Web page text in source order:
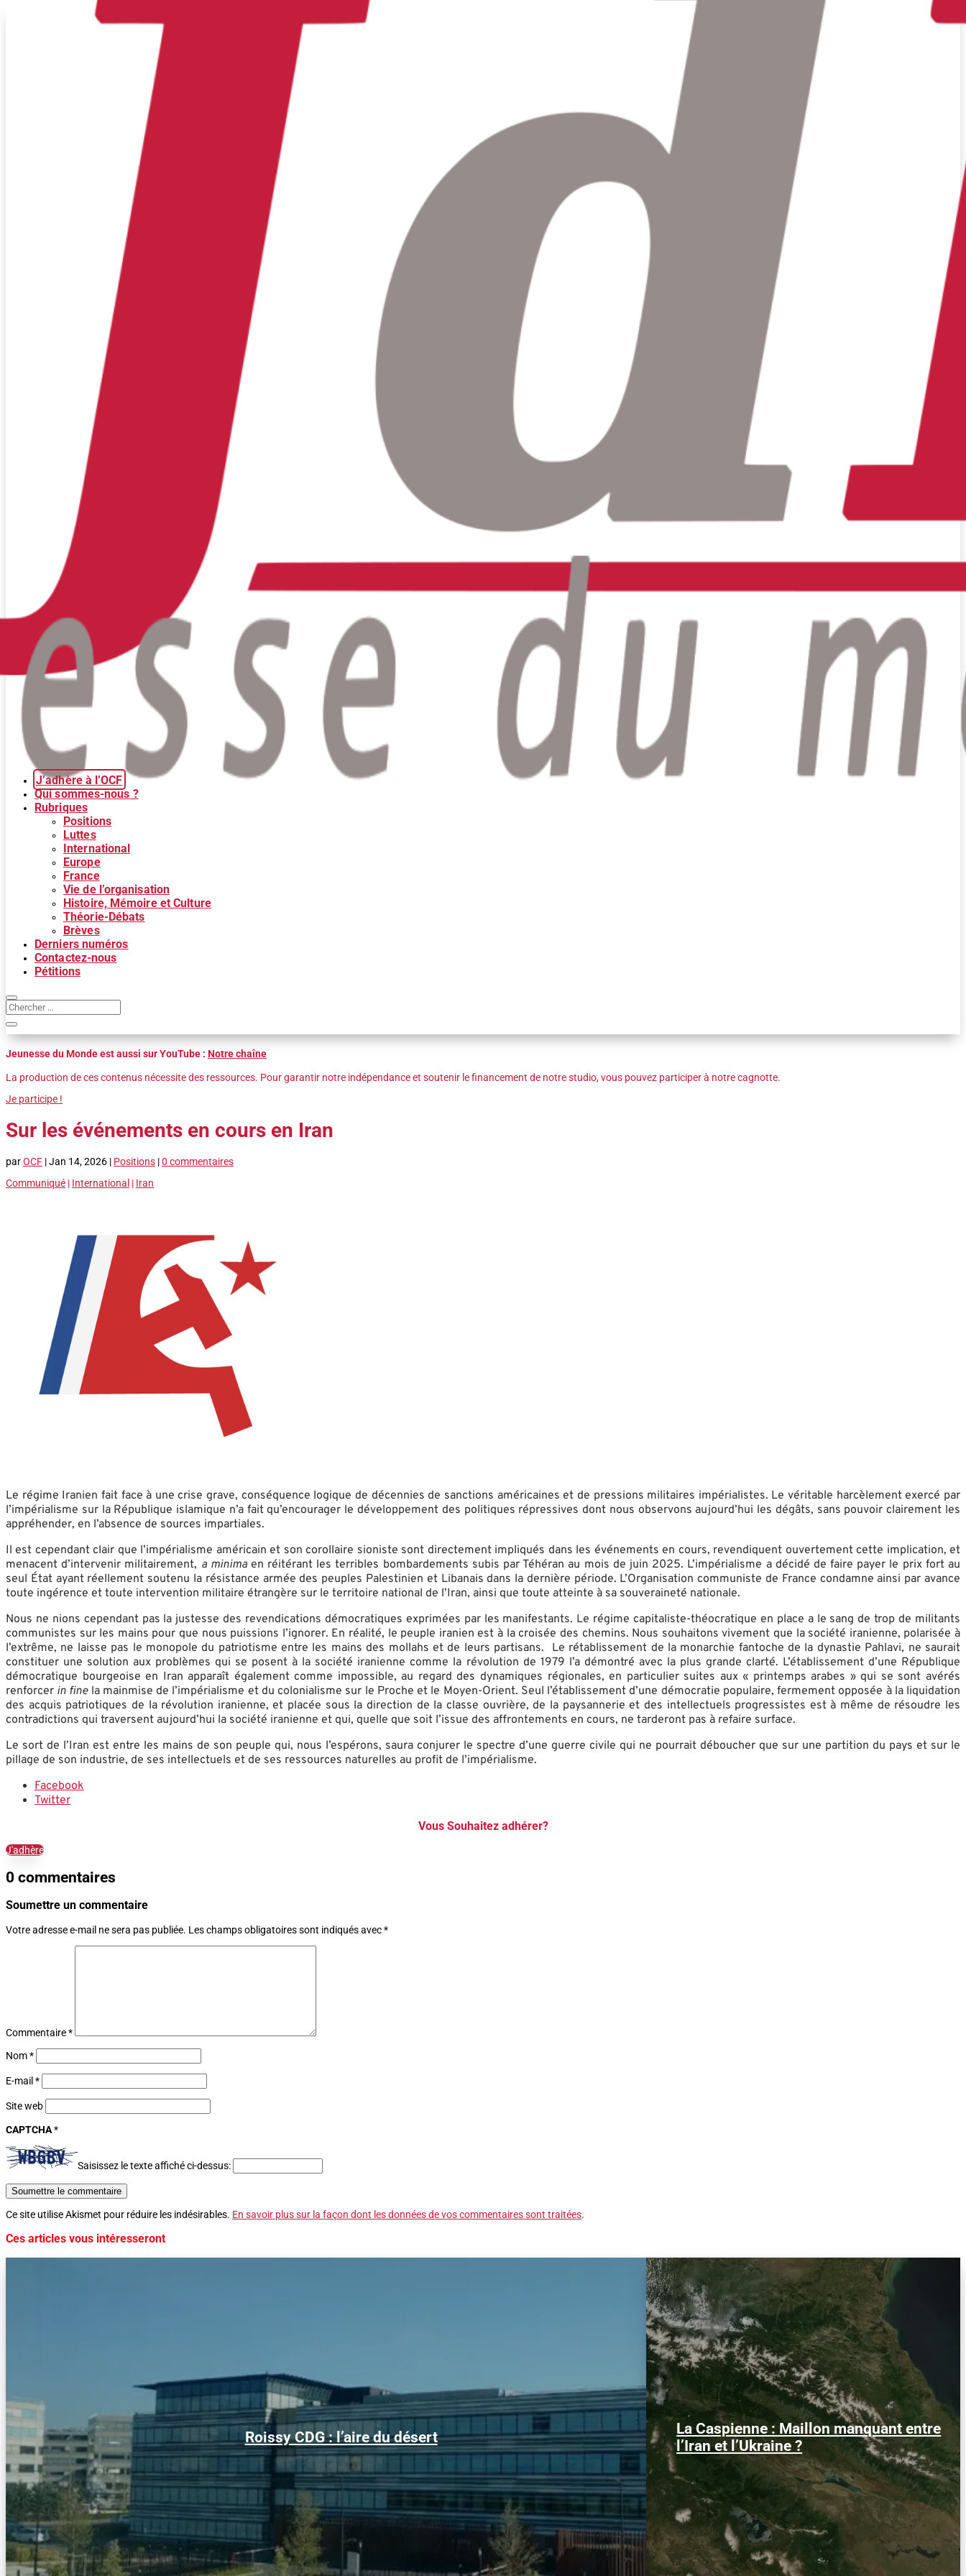
J’adhère à l’OCF
Qui sommes-nous ?
Rubriques
Positions
Luttes
International
Europe
France
Vie de l’organisation
Histoire, Mémoire et Culture
Théorie-Débats
Brèves
Derniers numéros
Contactez-nous
Pétitions
Jeunesse du Monde est aussi sur YouTube : Notre chaîne
La production de ces contenus nécessite des ressources. Pour garantir notre indépendance et soutenir le financement de notre studio, vous pouvez participer à notre cagnotte.
Je participe !
Sur les événements en cours en Iran
parOCF |Jan 14, 2026 | Positions |0 commentaires
Communiqué | International | Iran
Le régime Iranien fait face à une crise grave, conséquence logique de décennies de sanctions américaines et de pressions militaires impérialistes. Le véritable harcèlement exercé par
l’impérialisme sur la République islamique n’a fait qu’encourager le développement des politiques répressives dont nous observons aujourd’hui les dégâts, sans pouvoir clairement les
appréhender, en l’absence de sources impartiales.
Il est cependant clair que l’impérialisme américain et son corollaire sioniste sont directement impliqués dans les événements en cours, revendiquent ouvertement cette implication, et
menacent d’intervenir militairement, a minimaen réitérant les terribles bombardements subis par Téhéran au mois de juin 2025. L’impérialisme a décidé de faire payer le prix fort au
seul État ayant réellement soutenu la résistance armée des peuples Palestinien et Libanais dans la dernière période. L’Organisation communiste de France condamne ainsi par avance
toute ingérence et toute intervention militaire étrangère sur le territoire national de l’Iran, ainsi que toute atteinte à sa souveraineté nationale.
Nous ne nions cependant pas la justesse des revendications démocratiques exprimées par les manifestants. Le régime capitaliste-théocratique en place a le sang de trop de militants
communistes sur les mains pour que nous puissions l’ignorer. En réalité, le peuple iranien est à la croisée des chemins. Nous souhaitons vivement que la société iranienne, polarisée à
l’extrême, ne laisse pas le monopole du patriotisme entre les mains des mollahs et de leurs partisans. Le rétablissement de la monarchie fantoche de la dynastie Pahlavi, ne saurait
constituer une solution aux problèmes qui se posent à la société iranienne comme la révolution de 1979 l’a démontré avec la plus grande clarté. L’établissement d’une République
démocratique bourgeoise en Iran apparaît également comme impossible, au regard des dynamiques régionales, en particulier suites aux « printemps arabes » qui se sont avérés
renforcer in finela mainmise de l’impérialisme et du colonialisme sur le Proche et le Moyen-Orient. Seul l’établissement d’une démocratie populaire, fermement opposée à la liquidation
des acquis patriotiques de la révolution iranienne, et placée sous la direction de la classe ouvrière, de la paysannerie et des intellectuels progressistes est à même de résoudre les
contradictions qui traversent aujourd’hui la société iranienne et qui, quelle que soit l’issue des affrontements en cours, ne tarderont pas à refaire surface.
Le sort de l’Iran est entre les mains de son peuple qui, nous l’espérons, saura conjurer le spectre d’une guerre civile qui ne pourrait déboucher que sur une partition du pays et sur le
pillage de son industrie, de ses intellectuels et de ses ressources naturelles au profit de l’impérialisme.
Facebook
Twitter
Vous Souhaitez adhérer?
J'adhère
0 commentaires
Soumettre un commentaire
Votre adresse e-mail ne sera pas publiée. Les champs obligatoires sont indiqués avec*
Commentaire*
Nom*
E-mail *
Site web
CAPTCHA*
Saisissez le texte affiché ci-dessus:
Soumettre le commentaire
Ce site utilise Akismet pour réduire les indésirables. En savoir plus sur la façon dont les données de vos commentaires sont traitées.
Ces articles vous intéresseront
Roissy CDG : l’aire du désertAlors que le trafic aérien a retrouvé son niveau d’avant la
pandémie, les conditions d’obtention...
La Caspienne : Maillon manquant entre
l’Iran et l’Ukraine ?
Samedi 25 juillet 2026, des drones
ukrainiens ont frappé plusieurs cibles en
mer Caspienne, parmi...